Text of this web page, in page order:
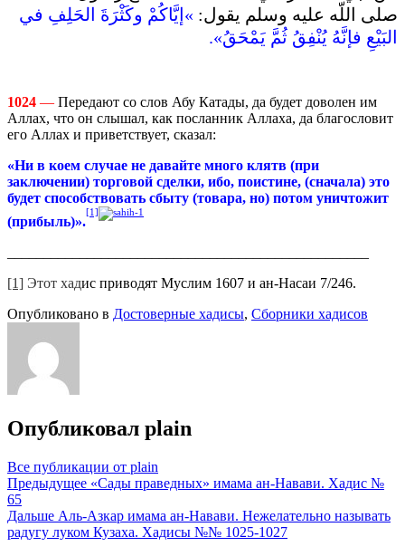
صلى اللّه عليه وسلم يقول‏:‏ ‏»‏إيَّاكُمْ وكَثْرَةَ الحَلِفِ في
البَيْعِ فإنَّهُ يُنْفِقُ ثُمَّ يَمْحَقُ‏»‏‏.‏‏
1024 — Передают со слов Абу Катады, да будет доволен им
Аллах, что он слышал, как посланник Аллаха, да благословит
его Аллах и приветствует, сказал:
«Ни в коем случае не давайте много клятв (при
заключении) торговой сделки, ибо, поистине, (сначала) это
будет способствовать сбыту (товара, но) потом уничтожит
(прибыль)».
[1]
[1] Этот хадис приводят Муслим 1607 и ан-Насаи 7/246.
Опубликовано в Достоверные хадисы, Сборники хадисов
Опубликовал plain
Все публикации от plain
Навигация
по
записям
Предыдущее «Сады праведных» имама ан-Навави. Хадис №
65
Дальше Аль-Азкар имама ан-Навави. Нежелательно называть
радугу луком Кузаха. Хадисы №№ 1025-1027